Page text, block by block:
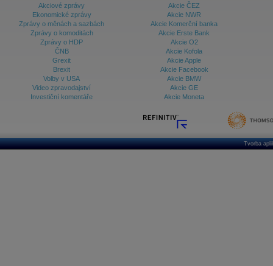
Akciové zprávy
Ekonomické zprávy
Zprávy o měnách a sazbách
Zprávy o komoditách
Zprávy o HDP
ČNB
Grexit
Brexit
Volby v USA
Video zpravodajství
Investiční komentáře
Akcie ČEZ
Akcie NWR
Akcie Komerční banka
Akcie Erste Bank
Akcie O2
Akcie Kofola
Akcie Apple
Akcie Facebook
Akcie BMW
Akcie GE
Akcie Moneta
Tvorba